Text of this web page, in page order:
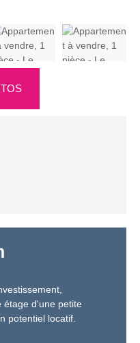
étage d'une petite
potentiel locatif.